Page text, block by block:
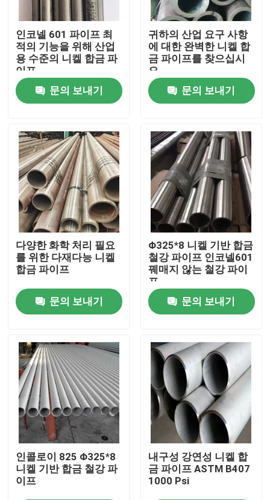
집
제품
화면
VR 전시회
우리에 대하여
공장 여행
품질 관리
연락주세요
뉴스
인코넬 601 파이프 최
적의 기능을 위해 산업
용 수준의 니켈 합금 파
이프
문의 보내기
귀하의 산업 요구 사항
에 대한 완벽한 니켈 합
금 파이프를 찾으십시
오
문의 보내기
다양한 화학 처리 필요
를 위한 다재다능 니켈
합금 파이프
문의 보내기
Φ325*8 니켈 기반 합금
철강 파이프 인코넬601
꿰매지 않는 철강 파이
프
문의 보내기
인콜로이 825 Φ325*8
니켈 기반 합금 철강 파
이프
내구성 강연성 니켈 합
금 파이프 ASTM B407
1000 Psi